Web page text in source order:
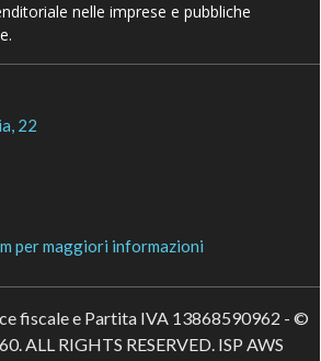
nelle imprese e pubbliche
22
per maggiori informazioni
fiscale e Partita IVA 13868590962 - ©
ALL RIGHTS RESERVED. ISP AWS